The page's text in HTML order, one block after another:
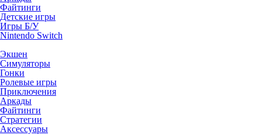
Файтинги
Детские игры
Игры Б/У
Nintendo Switch
Экшен
Симуляторы
Гонки
Ролевые игры
Приключения
Аркады
Файтинги
Стратегии
Аксессуары